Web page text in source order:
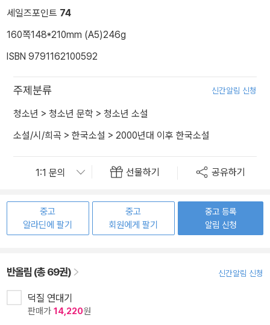
세일즈포인트 74
160쪽148*210mm (A5)246g
ISBN 9791162100592
주제분류 신간알림 신청
청소년 > 청소년 문학 > 청소년 소설
소설/시/희곡 > 한국소설 > 2000년대 이후 한국소설
선물하기 공유하기
중고
알라딘에 팔기
중고
회원에게 팔기
중고 등록
알림 신청
반올림 (총 69권) 신간알림 신청
덕질 연대기
판매가 14,220원